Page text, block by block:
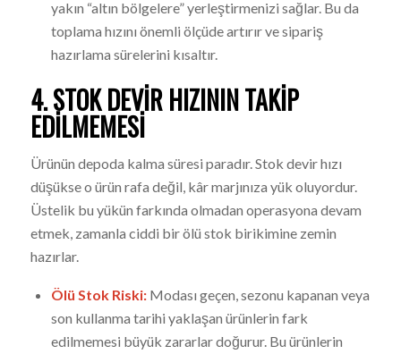
yakın “altın bölgelere” yerleştirmenizi sağlar. Bu da
toplama hızını önemli ölçüde artırır ve sipariş
hazırlama sürelerini kısaltır.
4. STOK DEVIR HIZININ TAKIP
EDILMEMESI
Ürünün depoda kalma süresi paradır. Stok devir hızı
düşükse o ürün rafa değil, kâr marjınıza yük oluyordur.
Üstelik bu yükün farkında olmadan operasyona devam
etmek, zamanla ciddi bir ölü stok birikimine zemin
hazırlar.
Ölü Stok Riski:Modası geçen, sezonu kapanan veya
son kullanma tarihi yaklaşan ürünlerin fark
edilmemesi büyük zararlar doğurur. Bu ürünlerin